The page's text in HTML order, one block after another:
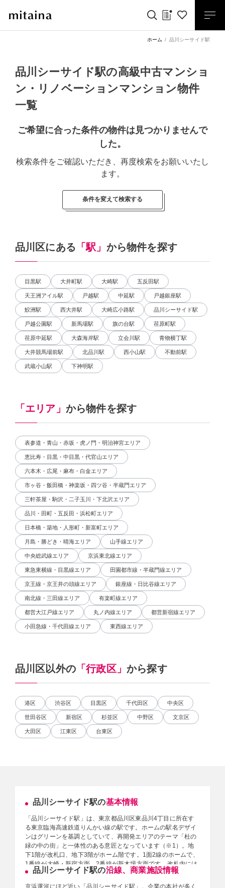
ホーム 品川シーサイド駅
品川シーサイド駅の高級中古マンショ
ン・リノベーションマンション物件
一覧
ご希望に合った条件の物件は見つかりませんで
した。
検索条件をご確認いただき、再度検索をお願いいたし
ます。
条件を変えて検索する
品川区にある 「駅」 から物件を探す
目黒駅 大井町駅 大崎駅 五反田駅
天王洲アイル駅 戸越駅 中延駅 戸越銀座駅
鮫洲駅 西大井駅 大崎広小路駅 品川シーサイド駅
戸越公園駅 新馬場駅 旗の台駅 荏原町駅
荏原中延駅 大森海岸駅 立会川駅 青物横丁駅
大井競馬場前駅 北品川駅 西小山駅 不動前駅
武蔵小山駅 下神明駅
「エリア」 から物件を探す
表参道・青山・赤坂・虎ノ門・明治神宮エリア
恵比寿・目黒・中目黒・代官山エリア
六本木・広尾・麻布・白金エリア
市ヶ谷・飯田橋・神楽坂・四ツ谷・半蔵門エリア
三軒茶屋・駒沢・二子玉川・下北沢エリア
品川・田町・五反田・浜松町エリア
日本橋・築地・人形町・新富町エリア
月島・勝どき・晴海エリア 山手線エリア
中央総武線エリア 京浜東北線エリア
東急東横線・目黒線エリア 田園都市線・半蔵門線エリア
京王線・京王井の頭線エリア 銀座線・日比谷線エリア
南北線・三田線エリア 有楽町線エリア
都営大江戸線エリア 丸ノ内線エリア 都営新宿線エリア
小田急線・千代田線エリア 東西線エリア
品川区以外の 「行政区」から探す
港区 渋谷区 目黒区 千代田区 中央区
世田谷区 新宿区 杉並区 中野区 文京区
大田区 江東区 台東区
品川シーサイド駅の基本情報
「品川シーサイド駅」は、東京都品川区東品川4丁目に所在す
る東京臨海高速鉄道りんかい線の駅です。ホームの駅名デザイ
ンはグリーンを基調としていて、再開発エリアのテーマ「杜の
緑の中の街」と一体性のある意匠となっています（※1）。地
下1階が改札口、地下3階がホーム階です。1面2線のホームで、
1番線が大崎・新宿方面、2番線が新木場方面です。改札内には
車いす対応トイレ、改札外にはコインロッカー、公衆電話があ
ります。また、エスカレーターやエレベーター、触知案内図な
品川シーサイド駅の沿線、商業施設情報
京浜運河にほど近い「品川シーサイド駅」。企業の本社が多く